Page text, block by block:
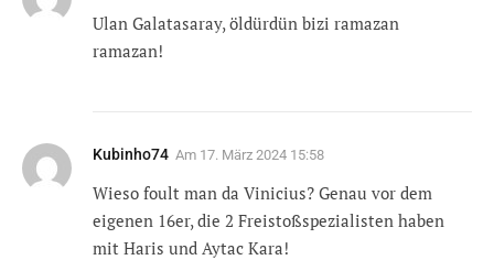
Ulan Galatasaray, öldürdün bizi ramazan
ramazan!
Kubinho74 Am 17. März 2024 15:58
Wieso foult man da Vinicius? Genau vor dem
eigenen 16er, die 2 Freistoßspezialisten haben
mit Haris und Aytac Kara!